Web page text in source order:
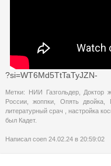
?si=WT6Md5TtTaTyJZN-
Метки: НИИ Газгольдер, Доктор
России ,жоппки Опять двойка
литературный срач
настройка
был Кадет.
Написал coen 24.02.24 в 20:59:02